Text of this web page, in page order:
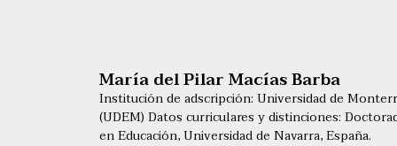
María del Pilar Macías Barba
Institución de adscripción: Universidad de
(UDEM) Datos curriculares y distinciones:
en Educación, Universidad de Navarra, España.